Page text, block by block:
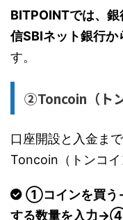
BITPOINTでは、
信SBIネット銀行
す。
②Toncoin（ト
口座開設と入金ま
Toncoin（トンコイ
①コインを買
する数量を入力→④